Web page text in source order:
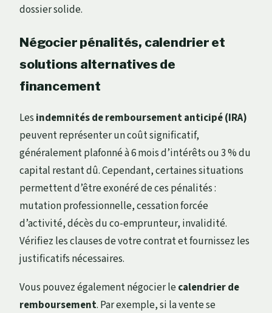
dossier solide.
Négocier pénalités, calendrier et
solutions alternatives de
financement
Les indemnités de remboursement anticipé (IRA)
peuvent représenter un coût significatif,
généralement plafonné à 6 mois d’intérêts ou 3 % du
capital restant dû. Cependant, certaines situations
permettent d’être exonéré de ces pénalités :
mutation professionnelle, cessation forcée
d’activité, décès du co-emprunteur, invalidité.
Vérifiez les clauses de votre contrat et fournissez les
justificatifs nécessaires.
Vous pouvez également négocier lecalendrier de
remboursement. Par exemple, si la vente se